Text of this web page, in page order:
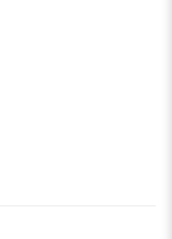
cantidad